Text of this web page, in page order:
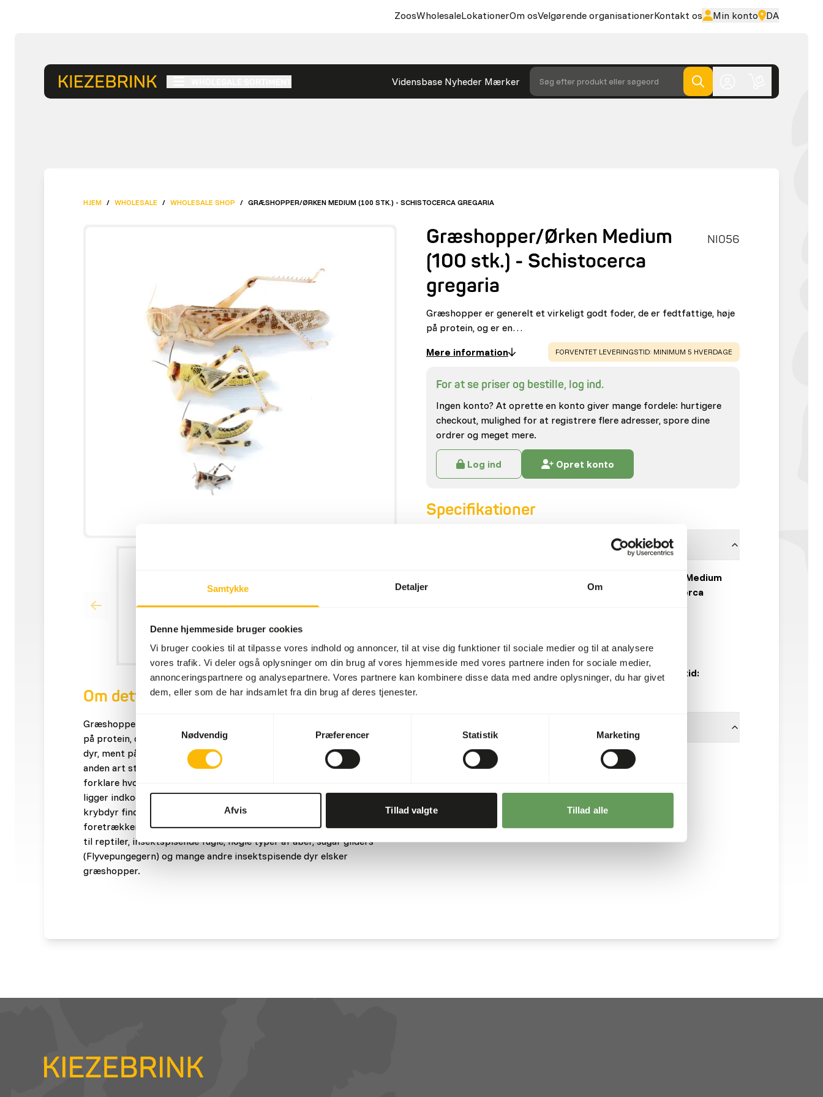
Samtykke Detaljer Om
Denne hjemmeside bruger cookies
Vi bruger cookies til at tilpasse vores indhold og annoncer, til at vise dig funktioner til sociale medier og til at analysere
vores trafik. Vi deler også oplysninger om din brug af vores hjemmeside med vores partnere inden for sociale medier,
annonceringspartnere og analysepartnere. Vores partnere kan kombinere disse data med andre oplysninger, du har givet
dem, eller som de har indsamlet fra din brug af deres tjenester.
Nødvendig
Præferencer Statistik Marketing
Afvis Tillad valgte Tillad alle
ZoosWholesaleLokationerOm osVelgørende organisationerKontakt os Min konto DA
Vidensbase Nyheder Mærker Søg efter produkt eller søgeord
HJEM / WHOLESALE / WHOLESALE SHOP / GRÆSHOPPER/ØRKEN MEDIUM (100 STK.) - SCHISTOCERCA GREGARIA
Om dette produkt
Græshopper er generelt et virkeligt godt foder, de er fedtfattige, høje
på protein, og er en naturlig kost for stort set alle slags insektædende
dyr, ment på den måde at græshopper findes næsten altid i en eller
anden art stort set alle de steder hvor krybdyr findes. Det kan også
forklare hvorfor alle krybdyr er så vilde med dem, det er som det
ligger indkodet i dem, at græshopper er god mad. Som ejer af et
krybdyr finder man hurtigt ud af der er nogle ting ens krybdyr
foretrækker over andre ting. Men græshopper er selvfølgelig ikke kun
til reptiler, insektspisende fugle, nogle typer af aber, sugar gliders
(Flyvepungegern) og mange andre insektspisende dyr elsker
græshopper.
Græshopper/Ørken Medium
(100 stk.) - Schistocerca
gregaria
NI056
Græshopper er generelt et virkeligt godt foder, de er fedtfattige, høje
på protein, og er en…
Mere information
WARNING:
FORVENTET LEVERINGSTID: MINIMUM 5 HVERDAGE
For at se priser og bestille, log ind.
Ingen konto? At oprette en konto giver mange fordele: hurtigere
checkout, mulighed for at registrere flere adresser, spore dine
ordrer og meget mere.
Log ind Opret konto
Specifikationer
Græshopper/Ørken Medium
(100 stk.) - Schistocerca
Salgsenhed
100 stk./boks
Lagerstatus
Forventet leveringstid:
No Brand